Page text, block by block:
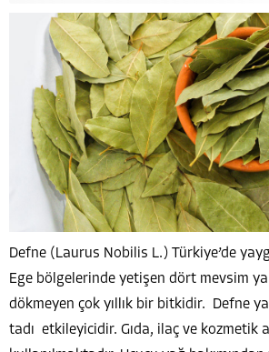
Defne (Laurus Nobilis L.) Türkiye’de
Ege bölgelerinde yetişen dört mevsim
dökmeyen çok yıllık bir bitkidir. Defne
tadı etkileyicidir. Gıda, ilaç ve kozmetik